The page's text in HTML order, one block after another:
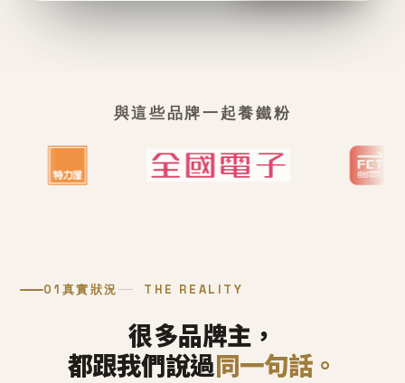
與這些品牌一起養鐵粉
01 真實狀況 THE REALITY
很多品牌主，
都跟我們說過同一句話。